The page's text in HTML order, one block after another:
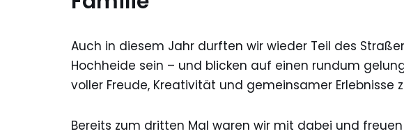
Auch in diesem Jahr durften wir wieder Teil des
Hochheide sein – und blicken auf einen rundum
voller Freude, Kreativität und gemeinsamer Erlebnisse
Bereits zum dritten Mal waren wir mit dabei und